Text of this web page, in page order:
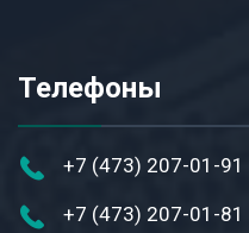
Телефоны
+7 (473) 207-01-91
+7 (473) 207-01-81